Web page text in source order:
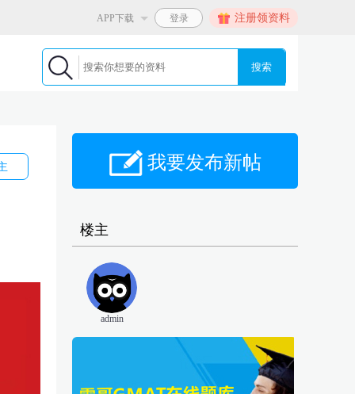
APP下载 注册领资料
搜索
我要发布新帖
楼主
admin